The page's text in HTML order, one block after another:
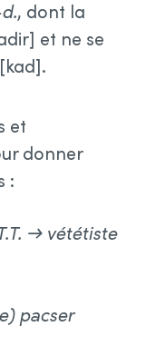
, dont la
et ne se
et
donner
:
→ vététiste
pacser